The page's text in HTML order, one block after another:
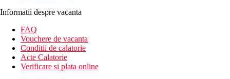
Informatii despre vacanta
FAQ
Vouchere de vacanta
Conditii de calatorie
Acte Calatorie
Verificare si plata online